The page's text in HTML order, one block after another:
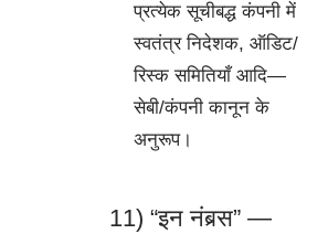
प्रत्येक सूचीबद्ध कंपनी में
स्वतंत्र निदेशक, ऑडिट/
रिस्क समितियाँ आदि—
सेबी/कंपनी कानून के
अनुरूप।
11) “इन नंबर्‍स” —